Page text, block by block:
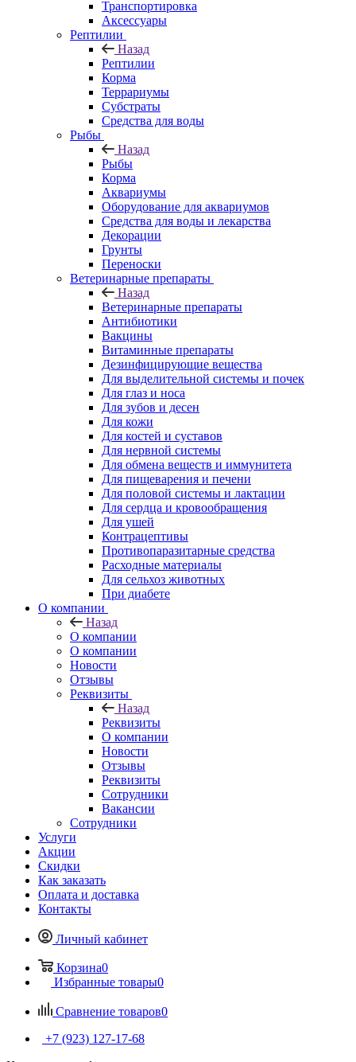
Транспортировка
Аксессуары
Рептилии
Назад
Рептилии
Корма
Террариумы
Субстраты
Средства для воды
Рыбы
Назад
Рыбы
Корма
Аквариумы
Оборудование для аквариумов
Средства для воды и лекарства
Декорации
Грунты
Переноски
Ветеринарные препараты
Назад
Ветеринарные препараты
Антибиотики
Вакцины
Витаминные препараты
Дезинфицирующие вещества
Для выделительной системы и почек
Для глаз и носа
Для зубов и десен
Для кожи
Для костей и суставов
Для нервной системы
Для обмена веществ и иммунитета
Для пищеварения и печени
Для половой системы и лактации
Для сердца и кровообращения
Для ушей
Контрацептивы
Противопаразитарные средства
Расходные материалы
Для сельхоз животных
При диабете
О компании
Назад
О компании
О компании
Новости
Отзывы
Реквизиты
Назад
Реквизиты
О компании
Новости
Отзывы
Реквизиты
Сотрудники
Вакансии
Сотрудники
Услуги
Акции
Скидки
Как заказать
Оплата и доставка
Контакты
Личный кабинет
Корзина0
Избранные товары0
Сравнение товаров0
+7 (923) 127-17-68